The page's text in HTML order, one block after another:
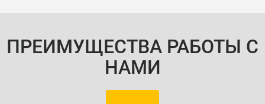
ПРЕИМУЩЕСТВА РАБОТЫ С
НАМИ